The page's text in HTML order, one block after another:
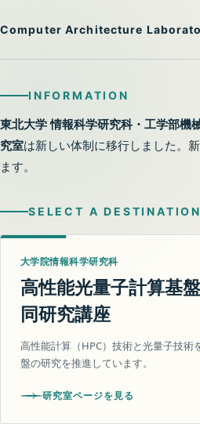
Computer Architecture
INFORMATION
東北大学 情報科学研究科・工学部機
究室は新しい体制に移行しました。
ます。
SELECT A DESTINATION
大学院情報科学研究科
高性能光量子計算基
同研究講座
高性能計算（HPC）技術と光量子技術
盤の研究を推進しています。
研究室ページを見る